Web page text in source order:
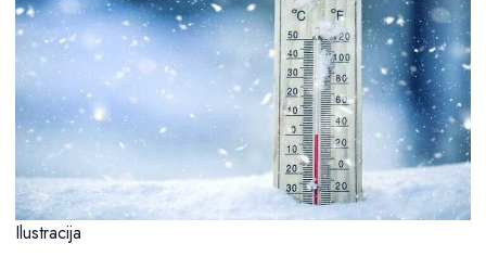
Ilustracija